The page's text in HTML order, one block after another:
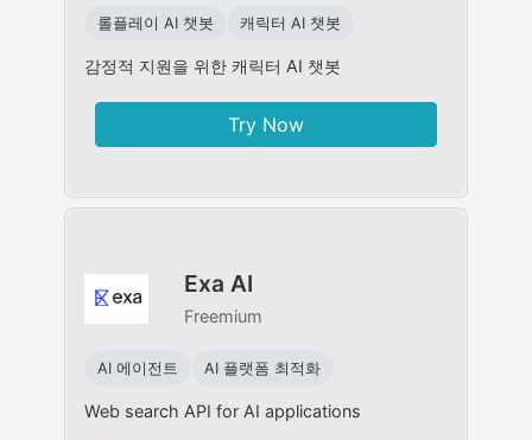
롤플레이 AI 챗봇 캐릭터 AI 챗봇
감정적 지원을 위한 캐릭터 AI 챗봇
Try Now
Exa AI
Freemium
AI 에이전트 AI 플랫폼 최적화
Web search API for AI applications